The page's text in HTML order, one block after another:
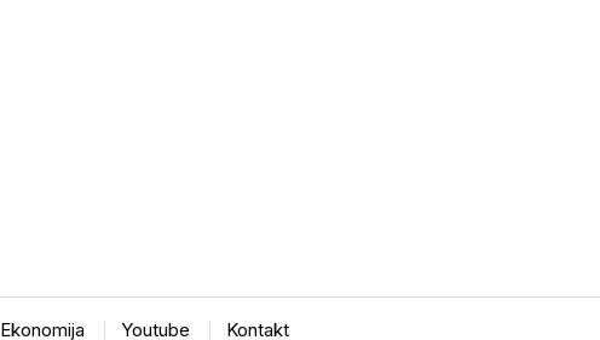
Ekonomija Youtube Kontakt